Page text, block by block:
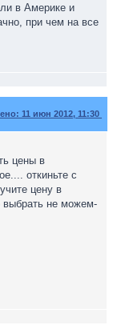
в Америке и
при чем на все
11 июн 2012, 11:30
цены в
откиньте с
цену в
выбрать не можем-